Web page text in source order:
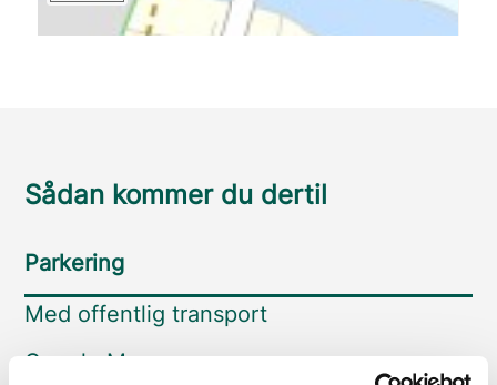
Sådan kommer du dertil
Parkering
Med offentlig transport
Google Maps